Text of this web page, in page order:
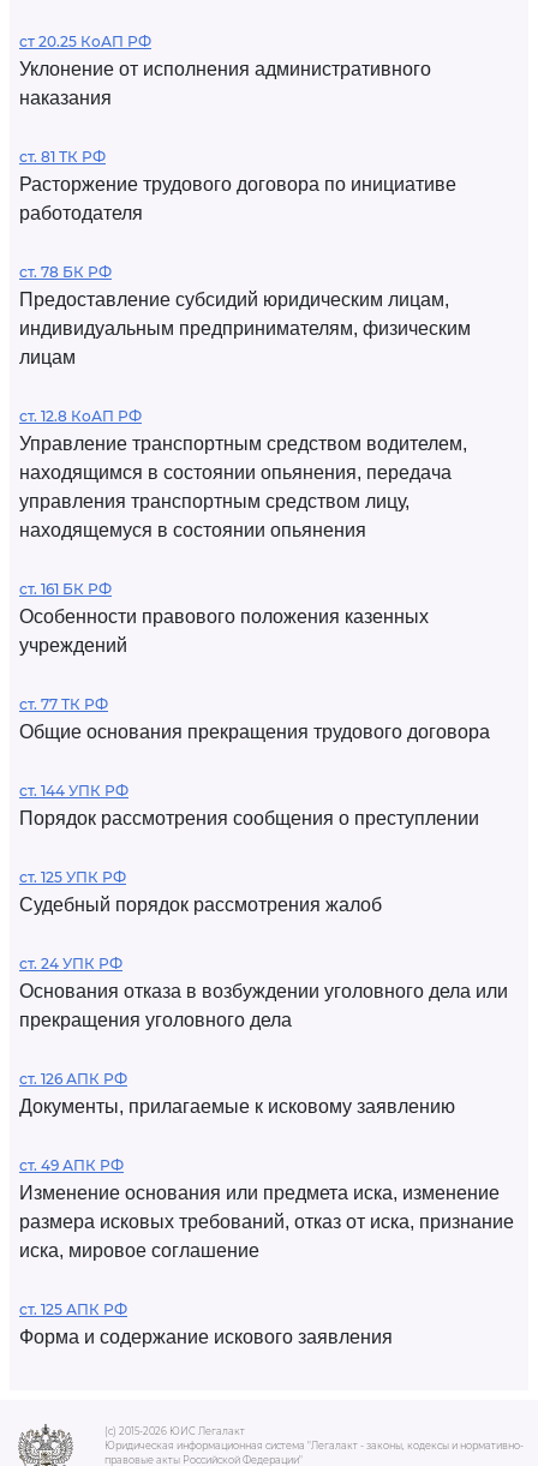
ст 20.25 КоАП РФ
Уклонение от исполнения административного
наказания
ст. 81 ТК РФ
Расторжение трудового договора по инициативе
работодателя
ст. 78 БК РФ
Предоставление субсидий юридическим лицам,
индивидуальным предпринимателям, физическим
лицам
ст. 12.8 КоАП РФ
Управление транспортным средством водителем,
находящимся в состоянии опьянения, передача
управления транспортным средством лицу,
находящемуся в состоянии опьянения
ст. 161 БК РФ
Особенности правового положения казенных
учреждений
ст. 77 ТК РФ
Общие основания прекращения трудового договора
ст. 144 УПК РФ
Порядок рассмотрения сообщения о преступлении
ст. 125 УПК РФ
Судебный порядок рассмотрения жалоб
ст. 24 УПК РФ
Основания отказа в возбуждении уголовного дела или
прекращения уголовного дела
ст. 126 АПК РФ
Документы, прилагаемые к исковому заявлению
ст. 49 АПК РФ
Изменение основания или предмета иска, изменение
размера исковых требований, отказ от иска, признание
иска, мировое соглашение
ст. 125 АПК РФ
Форма и содержание искового заявления
(c) 2015-2026 ЮИС Легалакт
Юридическая информационная система "Легалакт - законы, кодексы и нормативно-
правовые акты Российской Федерации"